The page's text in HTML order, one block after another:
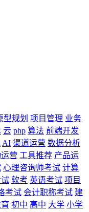
型规划 项目管理 业务
云 php 算法 前端开发
AI 渠道运营 数据分析
营 工具推荐 产品运
心理咨询师考试 计算
软考 英语考试 项目
考试 会计职称考试 建
初中 高中 大学 小学